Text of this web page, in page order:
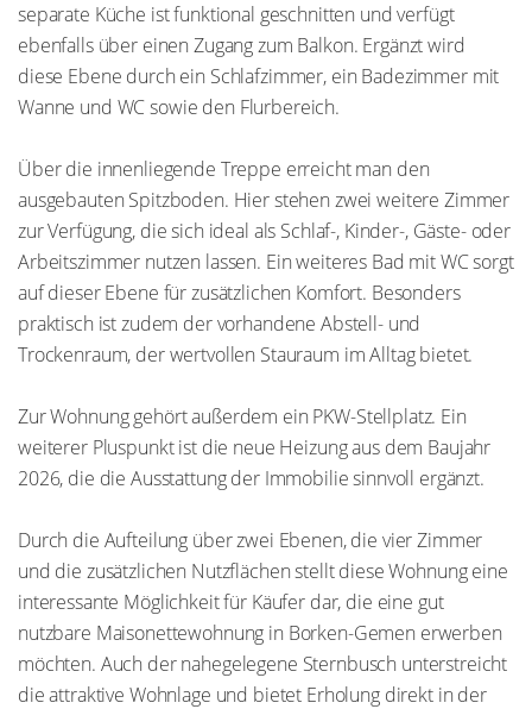
separate Küche ist funktional geschnitten und verfügt
ebenfalls über einen Zugang zum Balkon. Ergänzt wird
diese Ebene durch ein Schlafzimmer, ein Badezimmer mit
Wanne und WC sowie den Flurbereich.
Über die innenliegende Treppe erreicht man den
ausgebauten Spitzboden. Hier stehen zwei weitere Zimmer
zur Verfügung, die sich ideal als Schlaf-, Kinder-, Gäste- oder
Arbeitszimmer nutzen lassen. Ein weiteres Bad mit WC sorgt
auf dieser Ebene für zusätzlichen Komfort. Besonders
praktisch ist zudem der vorhandene Abstell- und
Trockenraum, der wertvollen Stauraum im Alltag bietet.
Zur Wohnung gehört außerdem ein PKW-Stellplatz. Ein
weiterer Pluspunkt ist die neue Heizung aus dem Baujahr
2026, die die Ausstattung der Immobilie sinnvoll ergänzt.
Durch die Aufteilung über zwei Ebenen, die vier Zimmer
und die zusätzlichen Nutzflächen stellt diese Wohnung eine
interessante Möglichkeit für Käufer dar, die eine gut
nutzbare Maisonettewohnung in Borken-Gemen erwerben
möchten. Auch der nahegelegene Sternbusch unterstreicht
die attraktive Wohnlage und bietet Erholung direkt in der